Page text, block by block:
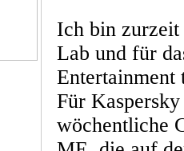
Ich bin
Lab und für
Entertainment
Für
wöchentliche